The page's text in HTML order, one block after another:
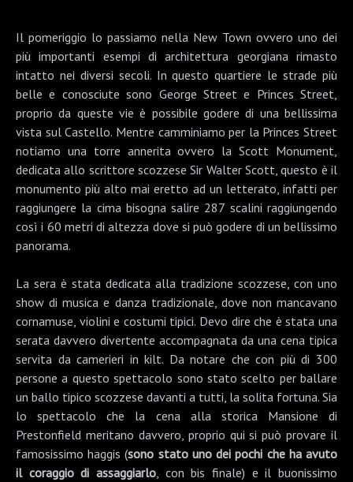
Il pomeriggio lo passiamo nella New Town ovvero uno dei
più importanti esempi di architettura georgiana rimasto
intatto nei diversi secoli. In questo quartiere le strade più
belle e conosciute sono George Street e Princes Street,
proprio da queste vie è possibile godere di una bellissima
vista sul Castello. Mentre camminiamo per la Princes Street
notiamo una torre annerita ovvero laScott Monument
dedicata allo scrittore scozzese Sir Walter Scott, questo è il
monumento più alto mai eretto ad un letterato, infatti per
raggiungere la cima bisogna salire 287 scalini raggiungendo
così i 60 metri di altezza dove si può godere di un bellissimo
panorama.
La sera è stata dedicata alla tradizione scozzese, con uno
show di musica e danza tradizionale, dove non mancavano
cornamuse, violini e costumi tipici. Devo dire che è stata una
serata davvero divertente accompagnata da una cena tipica
servita da camerieri in kilt. Da notare che con più di 300
persone a questo spettacolo sono stato scelto per ballare
un ballo tipico scozzese davanti a tutti, la solita fortuna. Sia
lo spettacolo che la cena alla storica Mansione di
Prestonfield meritano davvero, proprio qui si può provare il
famosissimohaggis (sono stato uno dei pochi che ha avuto
il coraggio di assaggiarlo , con bis finale) e il buonissimo